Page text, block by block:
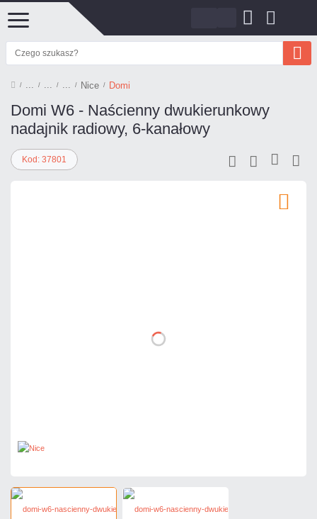
Nice Domi
Domi W6 - Naścienny dwukierunkowy
nadajnik radiowy, 6-kanałowy
Kod: 37801